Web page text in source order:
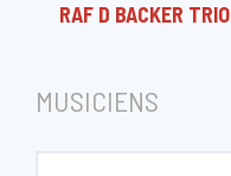
RAF D BACKER TRIO
MUSICIENS